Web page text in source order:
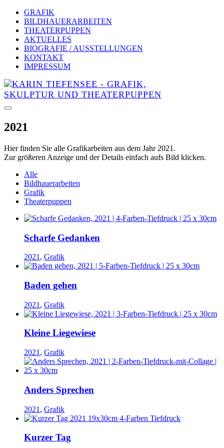
GRAFIK
BILDHAUERARBEITEN
THEATERPUPPEN
AKTUELLES
BIOGRAFIE / AUSSTELLUNGEN
KONTAKT
IMPRESSUM
2021
Hier finden Sie alle Grafikarbeiten aus dem Jahr 2021.
Zur größeren Anzeige und der Details einfach aufs Bild klicken.
Alle
Bildhauerarbeiten
Grafik
Theaterpuppen
Scharfe Gedanken
2021 , Grafik
Baden gehen
2021 , Grafik
Kleine Liegewiese
2021 , Grafik
Anders Sprechen
2021 , Grafik
Kurzer Tag